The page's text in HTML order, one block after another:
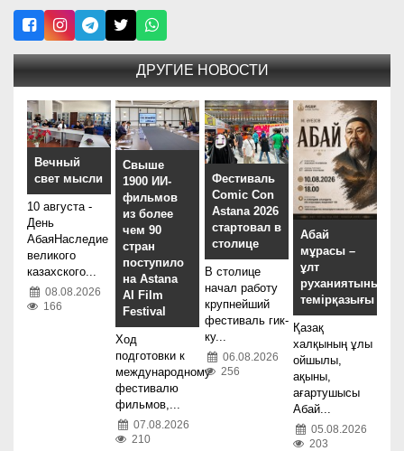
ДРУГИЕ НОВОСТИ
Вечный
свет мысли
10 августа -
День
АбаяНаследие
великого
казахского...
08.08.2026
166
Свыше
1900 ИИ-
фильмов
из более
чем 90
стран
поступило
на Astana
AI Film
Festival
Ход
подготовки к
международному
фестивалю
фильмов,...
07.08.2026
210
Фестиваль
Comic Con
Astana 2026
стартовал в
столице
В столице
начал работу
крупнейший
фестиваль гик-
ку...
06.08.2026
256
Абай
мұрасы –
ұлт
руханиятының
темірқазығы
Қазақ
халқының ұлы
ойшылы,
ақыны,
ағартушысы
Абай...
05.08.2026
203